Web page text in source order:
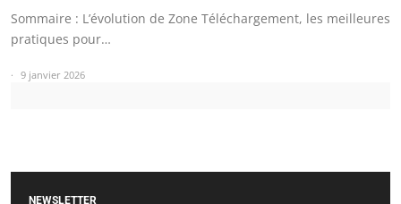
Sommaire : L’évolution de Zone Téléchargement, les meilleures
pratiques pour…
9 janvier 2026
NEWSLETTER